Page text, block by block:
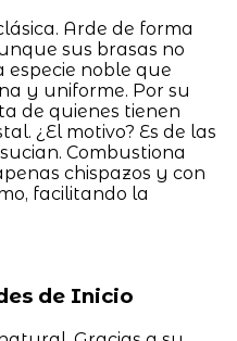
Arde de forma
sus brasas no
especie noble que
y uniforme. Por su
de quienes tienen
¿El motivo? Es de las
Combustiona
chispazos y con
facilitando la
de Inicio